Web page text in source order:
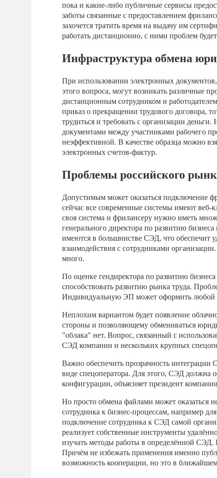
пока и какие-либо публичные сервисы
заботы связанные с предоставлением
захочется тратить время на выдачу им
работать дистанционно, с ними проблем
Инфраструктура обмена
При использовании электронных
этого вопроса, могут возникать различные
дистанционным сотрудником и
приказ о прекращении трудового договора,
трудиться и требовать с организации
документами между участниками рабочего
неэффективной. В качестве образца можно
электронных счетов-фактур.
Проблемы российского
Допустимым может оказаться подключение
сейчас все современные системы имеют веб-
своя система и фрилансеру нужно иметь
генерального директора по развитию
имеются в большинстве СЭД, что обеспечит
взаимодействия с сотрудниками
много.
По оценке гендиректора по развитию
способствовать развитию рынка труда.
Индивидуальную ЭП может оформить любой
Неплохим вариантом будет появление
стороны и позволяющему обмениваться
"облака" нет. Вопрос, связанный с
СЭД компании и нескольких крупных
Важно обеспечить прозрачность
виде спецоператора. Для этого, СЭД должна
конфигурации, объясняет президент
Но просто обмена файлами может оказаться
сотрудника к бизнес-процессам, например
подключение сотрудника к СЭД самой
реализует собственные инструменты
изучать методы работы в определённой СЭД.
Причём не избежать применения именно
возможность кооперации, но это в